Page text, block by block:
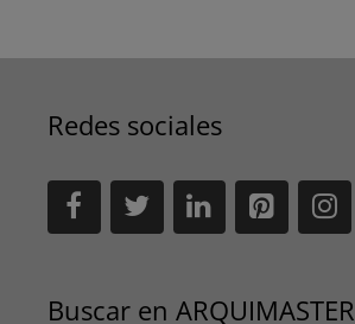
Redes sociales
Buscar en ARQUIMASTER